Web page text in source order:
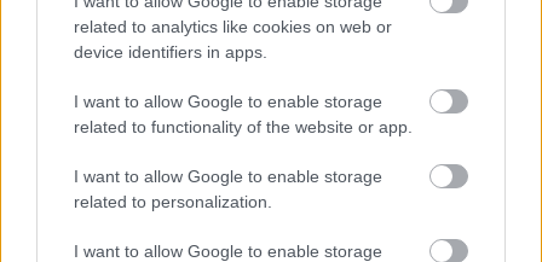
related to analytics like cookies on web or
device identifiers in apps.
I want to allow Google to enable storage
related to functionality of the website or app.
I want to allow Google to enable storage
related to personalization.
I want to allow Google to enable storage